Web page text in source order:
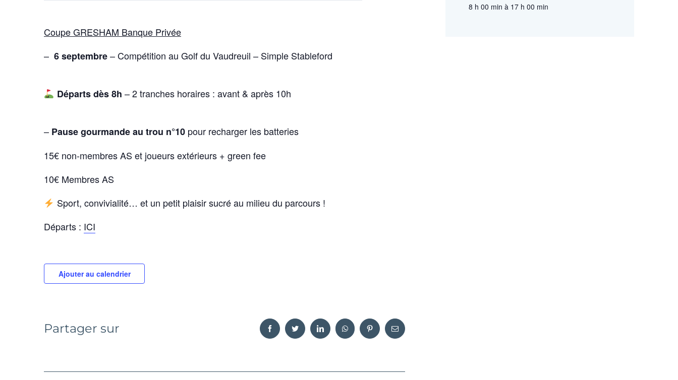
Coupe GRESHAM Banque Privée
– 6 septembre– Compétition au Golf du Vaudreuil – Simple Stableford
Départs dès 8h – 2 tranches horaires : avant & après 10h
– Pause gourmande au trou n°10 pour recharger les batteries
15€ non-membres AS et joueurs extérieurs + green fee
10€ Membres AS
Sport, convivialité… et un petit plaisir sucré au milieu du parcours !
Départs : ICI
Ajouter au calendrier
Partager sur FacebookTwitter LinkedInWhatsAppPinterestEmail
8 h 00 min à 17 h 00 min